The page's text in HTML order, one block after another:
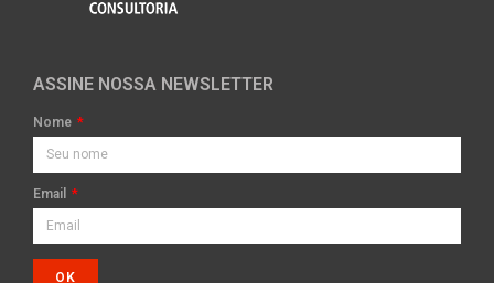
ASSINE NOSSA NEWSLETTER
Nome
Email
OK